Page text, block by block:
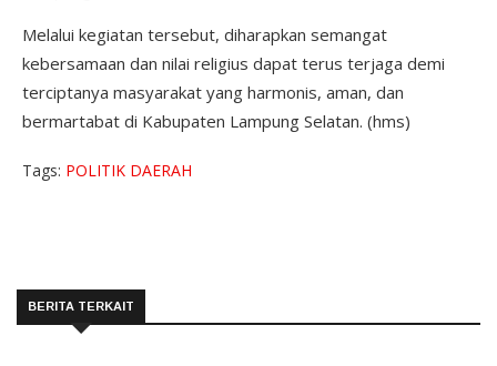
Melalui kegiatan tersebut, diharapkan semangat
kebersamaan dan nilai religius dapat terus terjaga demi
terciptanya masyarakat yang harmonis, aman, dan
bermartabat di Kabupaten Lampung Selatan. (hms)
Tags: POLITIK DAERAH
BERITA TERKAIT